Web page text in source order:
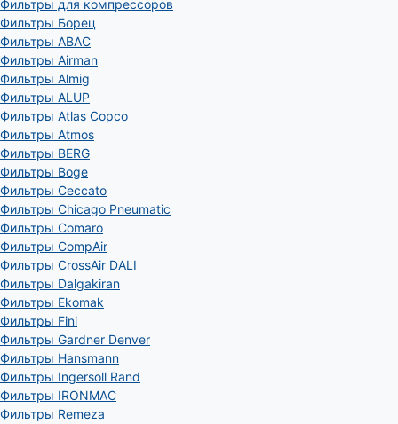
Фильтры для компрессоров
Фильтры Борец
Фильтры ABAC
Фильтры Airman
Фильтры Almig
Фильтры ALUP
Фильтры Atlas Copco
Фильтры Atmos
Фильтры BERG
Фильтры Boge
Фильтры Ceccato
Фильтры Chicago Pneumatic
Фильтры Comaro
Фильтры CompAir
Фильтры CrossAir DALI
Фильтры Dalgakiran
Фильтры Ekomak
Фильтры Fini
Фильтры Gardner Denver
Фильтры Hansmann
Фильтры Ingersoll Rand
Фильтры IRONMAC
Фильтры Remeza